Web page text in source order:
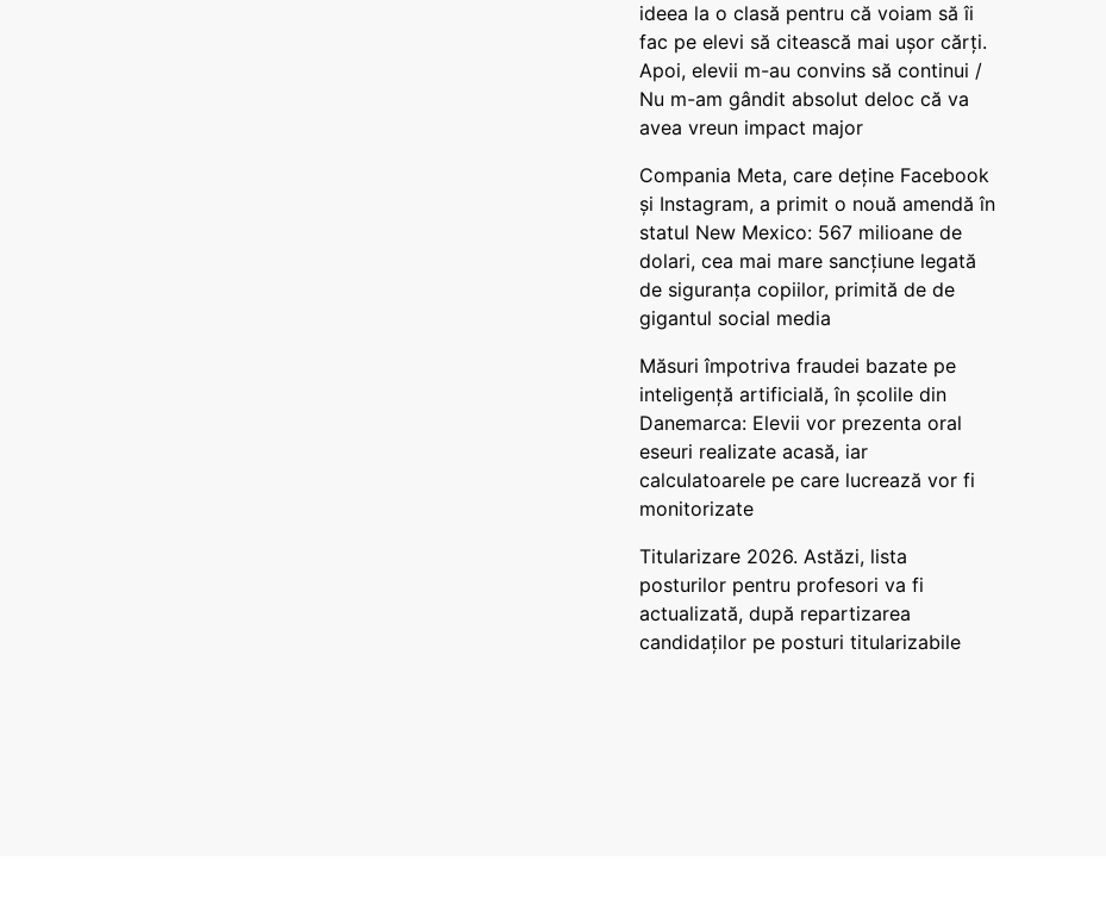
ideea la o clasă pentru că voiam să îi
fac pe elevi să citească mai ușor cărți.
Apoi, elevii m-au convins să continui /
Nu m-am gândit absolut deloc că va
avea vreun impact major
Compania Meta, care deține Facebook
și Instagram, a primit o nouă amendă în
statul New Mexico: 567 milioane de
dolari, cea mai mare sancțiune legată
de siguranța copiilor, primită de de
gigantul social media
Măsuri împotriva fraudei bazate pe
inteligență artificială, în școlile din
Danemarca: Elevii vor prezenta oral
eseuri realizate acasă, iar
calculatoarele pe care lucrează vor fi
monitorizate
Titularizare 2026. Astăzi, lista
posturilor pentru profesori va fi
actualizată, după repartizarea
candidaților pe posturi titularizabile